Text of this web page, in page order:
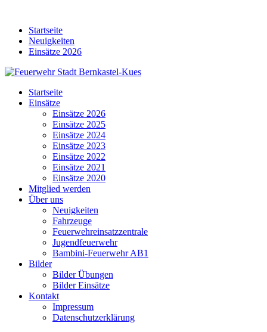
contentStartseite
Neuigkeiten
Einsätze 2026
Startseite
Einsätze
Einsätze 2026
Einsätze 2025
Einsätze 2024
Einsätze 2023
Einsätze 2022
Einsätze 2021
Einsätze 2020
Mitglied werden
Über uns
Neuigkeiten
Fahrzeuge
Feuerwehreinsatzzentrale
Jugendfeuerwehr
Bambini-Feuerwehr AB1
Bilder
Bilder Übungen
Bilder Einsätze
Kontakt
Impressum
Datenschutzerklärung